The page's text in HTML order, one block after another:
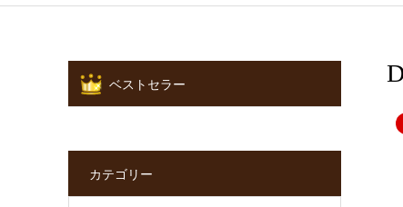
ベストセラー
カテゴリー